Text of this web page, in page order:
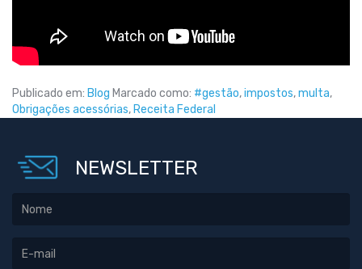
Publicado em: Blog Marcado como: #gestão,impostos,multa,
Obrigações acessórias,Receita Federal
NEWSLETTER